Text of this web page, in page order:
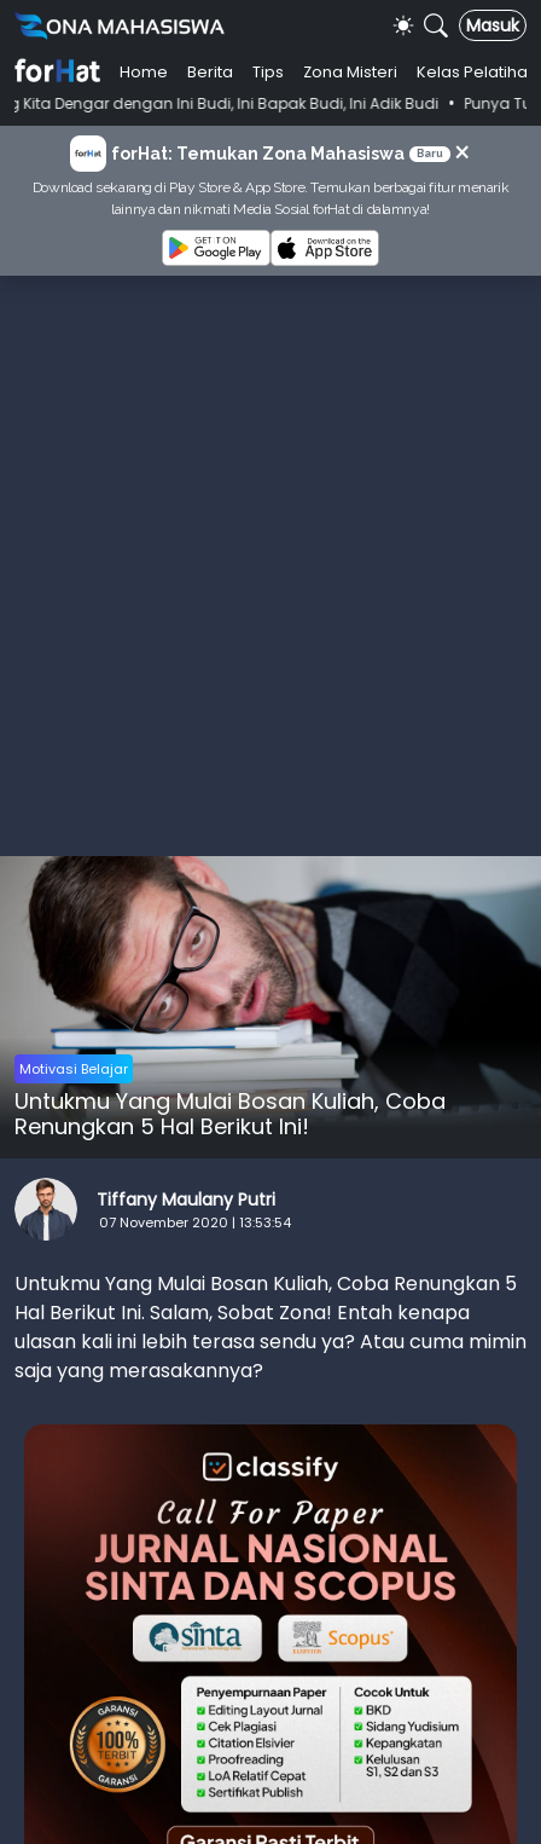
Masuk
Home Berita Tips Zona Misteri
Kelas Pelatihan
Ini Budi, Ini Bapak Budi, Ini Adik Budi • Punya Tujuan Dekatkan
forHat: Temukan Zona Mahasiswa Baru ×
Download sekarang di Play Store & App Store. Temukan berbagai fitur menarik
lainnya dan nikmati Media Sosial forHat di dalamnya!
Motivasi Belajar
Untukmu Yang Mulai Bosan Kuliah, Coba
Renungkan 5 Hal Berikut Ini!
Tiffany Maulany Putri
07 November 2020 | 13:53:54
Untukmu Yang Mulai Bosan Kuliah, Coba Renungkan 5
Hal Berikut Ini. Salam, Sobat Zona! Entah kenapa
ulasan kali ini lebih terasa sendu ya? Atau cuma mimin
saja yang merasakannya?